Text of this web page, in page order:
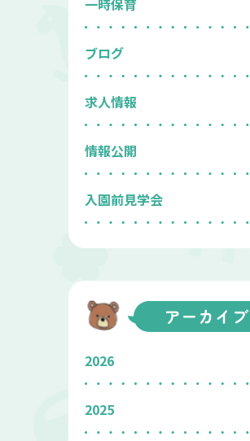
ブログ
求人情報
情報公開
入園前見学会
アーカイブ
2026
2025